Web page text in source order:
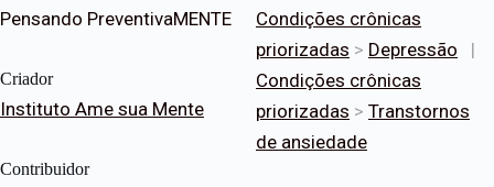
Pensando PreventivaMENTE
Criador
Instituto Ame sua Mente
Contribuidor
Condições crônicas
priorizadas > Depressão
|
Condições crônicas
priorizadas > Transtornos
de ansiedade